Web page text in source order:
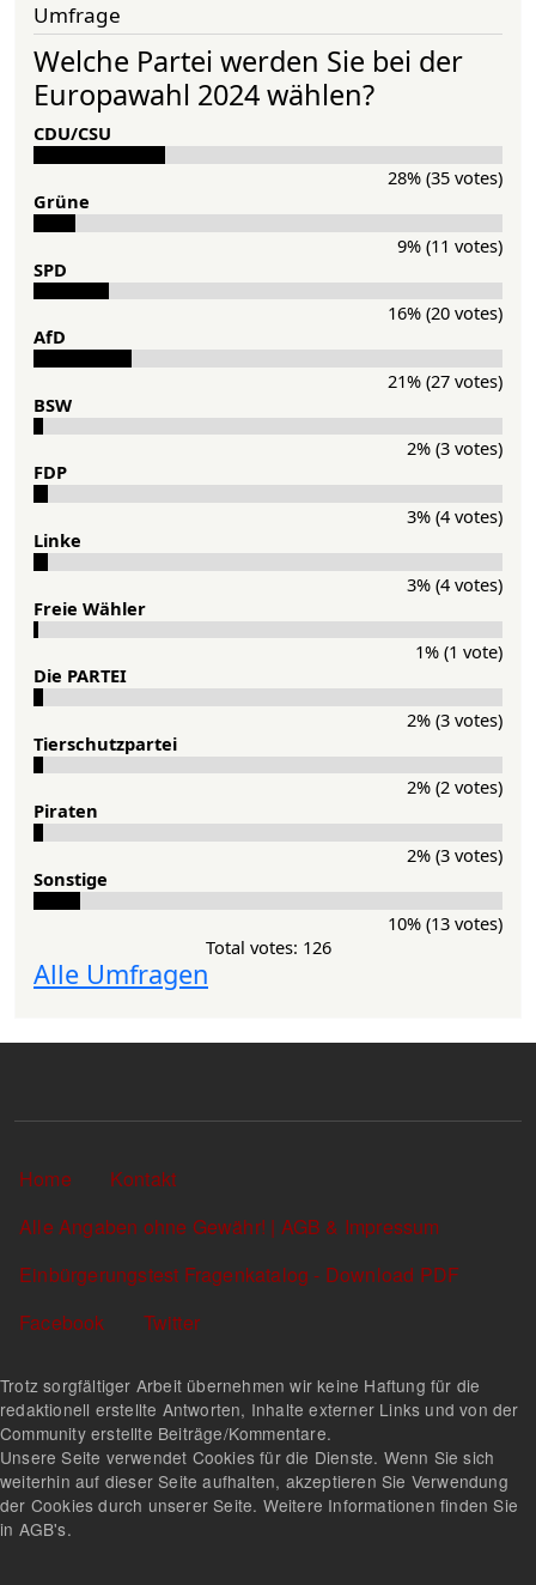
Umfrage
Welche Partei werden Sie bei der
Europawahl 2024 wählen?
CDU/CSU
28% (35 votes)
Grü­ne
9% (11 votes)
SPD
16% (20 votes)
AfD
21% (27 votes)
BSW
2% (3 votes)
FDP
3% (4 votes)
Lin­ke
3% (4 votes)
Freie Wähler
1% (1 vote)
Die PAR­TEI
2% (3 votes)
Tier­schutz­partei
2% (2 votes)
Pi­ra­ten
2% (3 votes)
Sons­ti­ge
10% (13 votes)
Total votes: 126
Alle Umfragen
Sekundärlinks
Home
Kontakt
Alle Angaben ohne Gewähr! | AGB & Impressum
Einbürgerungstest Fragenkatalog - Download PDF
Facebook
Twitter
Trotz sorgfältiger Arbeit übernehmen wir keine Haftung für die
redaktionell erstellte Antworten, Inhalte externer Links und von der
Community erstellte Beiträge/Kommentare.
Unsere Seite verwendet Cookies für die Dienste. Wenn Sie sich
weiterhin auf dieser Seite aufhalten, akzeptieren Sie Verwendung
der Cookies durch unserer Seite. Weitere Informationen finden Sie
in AGB's.